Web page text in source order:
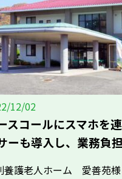
12/02
スコールにスマホを
ーも導入し、業務負
養護老人ホーム 愛善苑様